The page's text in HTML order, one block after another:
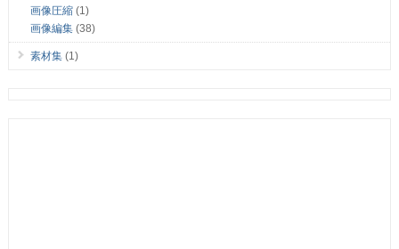
画像圧縮(1)
画像編集(38)
素材集(1)